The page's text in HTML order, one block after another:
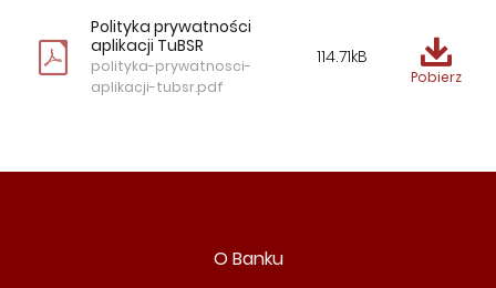
Polityka prywatności
aplikacji TuBSR
polityka-prywatnosci-
aplikacji-tubsr.pdf
114.71kB
Pobierz
O Banku